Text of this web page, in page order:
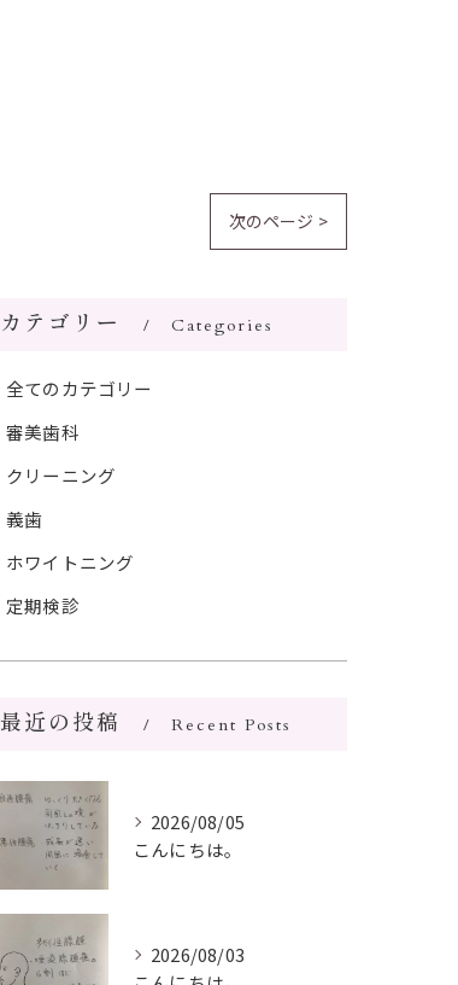
次のページ >
カテゴリー Categories
全てのカテゴリー
審美歯科
クリーニング
義歯
ホワイトニング
定期検診
最近の投稿 Recent Posts
2026/08/05
こんにちは。
2026/08/03